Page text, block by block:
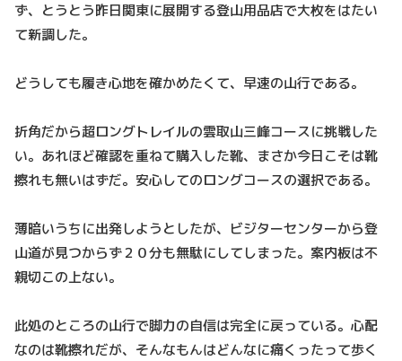
ず、とうとう昨日関東に展開する登山用品店で大枚をはたい
て新調した。
どうしても履き心地を確かめたくて、早速の山行である。
折角だから超ロングトレイルの雲取山三峰コースに挑戦した
い。あれほど確認を重ねて購入した靴、まさか今日こそは靴
擦れも無いはずだ。安心してのロングコースの選択である。
薄暗いうちに出発しようとしたが、ビジターセンターから登
山道が見つからず２０分も無駄にしてしまった。案内板は不
親切この上ない。
此処のところの山行で脚力の自信は完全に戻っている。心配
なのは靴擦れだが、そんなもんはどんなに痛くったって歩く